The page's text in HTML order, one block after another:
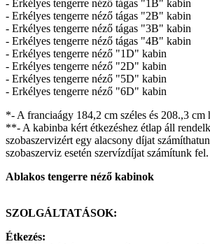
- Erkélyes tengerre néző tágas "1B" kabin
- Erkélyes tengerre néző tágas "2B" kabin
- Erkélyes tengerre néző tágas "3B" kabin
- Erkélyes tengerre néző tágas "4B" kabin
- Erkélyes tengerre néző "1D" kabin
- Erkélyes tengerre néző "2D" kabin
- Erkélyes tengerre néző "5D" kabin
- Erkélyes tengerre néző "6D" kabin
*- A franciaágy 184,2 cm széles és 208.,3 cm
**- A kabinba kért étkezéshez étlap áll
szobaszervizért egy alacsony díjat
szobaszerviz esetén szervízdíjat számítunk fel.
Ablakos tengerre néző kabinok
SZOLGÁLTATÁSOK:
Étkezés: